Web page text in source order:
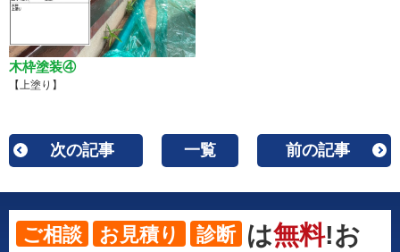
木枠塗装④
【上塗り】
次の記事 一覧 前の記事
ご相談 お見積り 診断 は無料!お